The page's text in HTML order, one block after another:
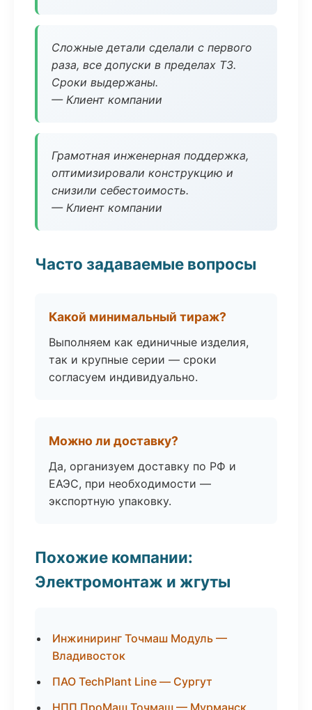
Сложные детали сделали с первого
раза, все допуски в пределах ТЗ.
Сроки выдержаны.
— Клиент компании
Грамотная инженерная поддержка,
оптимизировали конструкцию и
снизили себестоимость.
— Клиент компании
Часто задаваемые вопросы
Какой минимальный тираж?
Выполняем как единичные изделия,
так и крупные серии — сроки
согласуем индивидуально.
Можно ли доставку?
Да, организуем доставку по РФ и
ЕАЭС, при необходимости —
экспортную упаковку.
Похожие компании:
Электромонтаж и жгуты
Инжиниринг Точмаш Модуль —
Владивосток
ПАО TechPlant Line — Сургут
НПП ПроМаш Точмаш — Мурманск